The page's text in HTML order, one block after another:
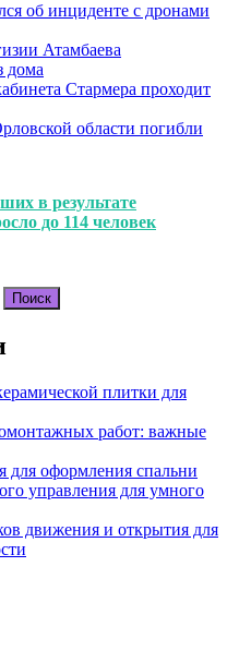
об инциденте с дронами
Атамбаева
дома
Стармера проходит
области погибли
в результате
до 114 человек
Поиск
плитки для
работ: важные
оформления спальни
управления для умного
движения и открытия для